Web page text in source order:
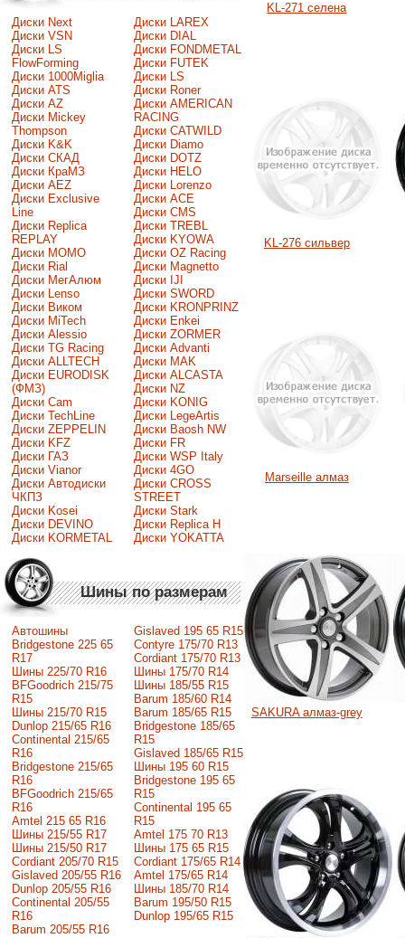
Диски Next
Диски VSN
Диски LS
FlowForming
Диски 1000Miglia
Диски ATS
Диски AZ
Диски Mickey
Thompson
Диски K&K
Диски СКАД
Диски КраМЗ
Диски AEZ
Диски Exclusive
Line
Диски Replica
REPLAY
Диски MOMO
Диски Rial
Диски МегАлюм
Диски Lenso
Диски Виком
Диски MiTech
Диски Alessio
Диски TG Racing
Диски ALLTECH
Диски EURODISK
(ФМЗ)
Диски Cam
Диски TechLine
Диски ZEPPELIN
Диски KFZ
Диски ГАЗ
Диски Vianor
Диски Автодиски
ЧКПЗ
Диски Kosei
Диски DEVINO
Диски KORMETAL
Диски LAREX
Диски DIAL
Диски FONDMETAL
Диски FUTEK
Диски LS
Диски Roner
Диски AMERICAN
RACING
Диски CATWILD
Диски Diamo
Диски DOTZ
Диски HELO
Диски Lorenzo
Диски ACE
Диски CMS
Диски TREBL
Диски KYOWA
Диски OZ Racing
Диски Magnetto
Диски IJI
Диски SWORD
Диски KRONPRINZ
Диски Enkei
Диски ZORMER
Диски Advanti
Диски MAK
Диски ALCASTA
Диски NZ
Диски KONIG
Диски LegeArtis
Диски Baosh NW
Диски FR
Диски WSP Italy
Диски 4GO
Диски CROSS
STREET
Диски Stark
Диски Replica H
Диски YOKATTA
Шины по размерам
Автошины
Bridgestone 225 65
R17
Шины 225/70 R16
BFGoodrich 215/75
R15
Шины 215/70 R15
Dunlop 215/65 R16
Continental 215/65
R16
Bridgestone 215/65
R16
BFGoodrich 215/65
R16
Amtel 215 65 R16
Шины 215/55 R17
Шины 215/50 R17
Сordiant 205/70 R15
Gislaved 205/55 R16
Dunlop 205/55 R16
Continental 205/55
R16
Barum 205/55 R16
Gislaved 195 65 R15
Contyre 175/70 R13
Cordiant 175/70 R13
Шины 175/70 R14
Шины 185/55 R15
Barum 185/60 R14
Barum 185/65 R15
Bridgestone 185/65
R15
Gislaved 185/65 R15
Шины 195 60 R15
Bridgestone 195 65
R15
Continental 195 65
R15
Amtel 175 70 R13
Шины 175 65 R15
Cordiant 175/65 R14
Amtel 175/65 R14
Шины 185/70 R14
Barum 195/50 R15
Dunlop 195/65 R15
KL-271 селена
KL-276 сильвер
Marseille алмаз
SAKURA алмаз-grey